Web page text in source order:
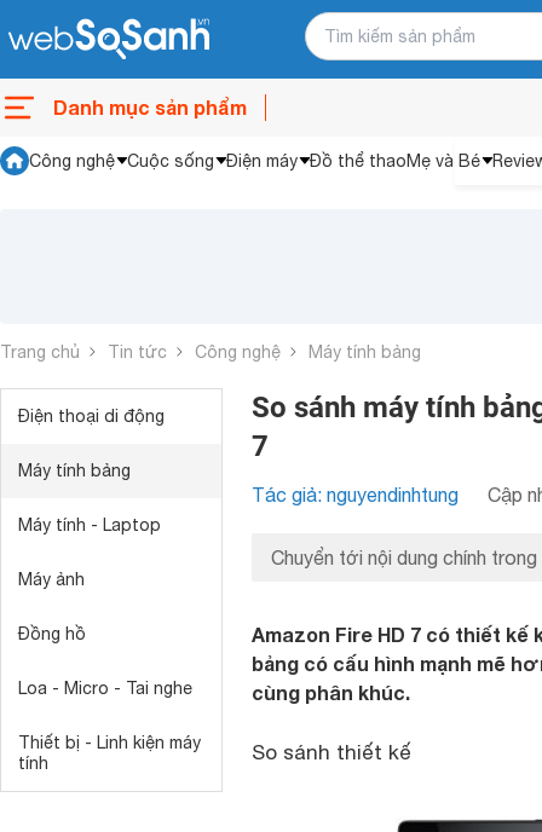
Danh mục sản phẩm
Công nghệ Cuộc sống Điện máy Đồ thể thaoMẹ và Bé
Trang chủ Tin tức Công nghệ Máy tính bảng
Điện thoại di động
Máy tính bảng
Máy tính - Laptop
Máy ảnh
Đồng hồ
Loa - Micro - Tai nghe
Thiết bị - Linh kiện máy
tính
So sánh máy tính
7
Tác giả: nguyendinhtung Cập
Chuyển tới nội dung chính trong
Amazon Fire HD 7 có thiết kế
bảng có cấu hình mạnh mẽ
cùng phân khúc.
So sánh thiết kế